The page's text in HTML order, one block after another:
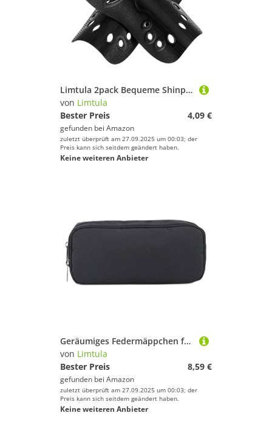
Limtula 2pack Bequeme Shinpads Fußball Atmungsaktive Auswirkungen Die Die Beinhülle Für Teenager Und Erwachsene Fußball Schienbeinwächter Schützen
von Limtula
Bester Preis
4,09 €
gefunden bei Amazon
zuletzt überprüft am 27.09.2025 um 00:03; der
Preis kann sich seitdem geändert haben.
Keine weiteren Anbieter
Geräumiges Federmäppchen für die Schule, reißfestes Oxford-Tuch-Design, leichter Schüler-Stifthalter für Klassenzimmer, unverzichtbare Schüler-Stifte für Schulbedarf, Schwarz
von Limtula
Bester Preis
8,59 €
gefunden bei Amazon
zuletzt überprüft am 27.09.2025 um 00:03; der
Preis kann sich seitdem geändert haben.
Keine weiteren Anbieter